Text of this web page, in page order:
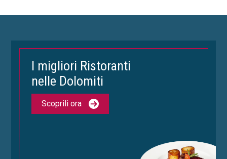
I migliori Ristoranti
nelle Dolomiti
Scoprili ora